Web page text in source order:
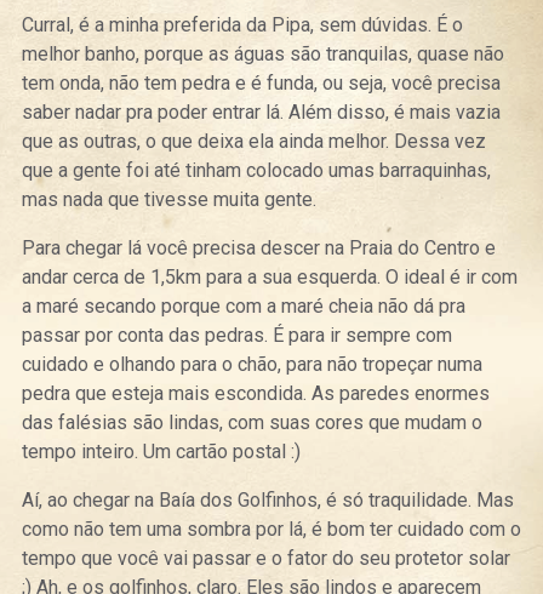
Curral, é a minha preferida da Pipa, sem dúvidas. É o
melhor banho, porque as águas são tranquilas, quase não
tem onda, não tem pedra e é funda, ou seja, você precisa
saber nadar pra poder entrar lá. Além disso, é mais vazia
que as outras, o que deixa ela ainda melhor. Dessa vez
que a gente foi até tinham colocado umas barraquinhas,
mas nada que tivesse muita gente.
Para chegar lá você precisa descer na Praia do Centro e
andar cerca de 1,5km para a sua esquerda. O ideal é ir com
a maré secando porque com a maré cheia não dá pra
passar por conta das pedras. É para ir sempre com
cuidado e olhando para o chão, para não tropeçar numa
pedra que esteja mais escondida. As paredes enormes
das falésias são lindas, com suas cores que mudam o
tempo inteiro. Um cartão postal :)
Aí, ao chegar na Baía dos Golfinhos, é só traquilidade. Mas
como não tem uma sombra por lá, é bom ter cuidado com o
tempo que você vai passar e o fator do seu protetor solar
;) Ah, e os golfinhos, claro. Eles são lindos e aparecem